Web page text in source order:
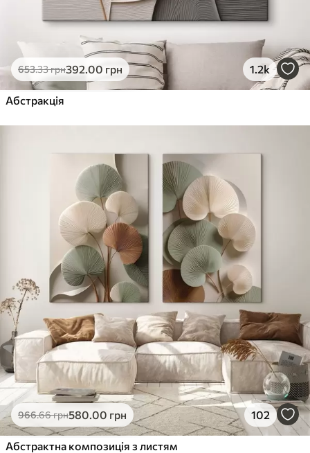
653.33грн392.00 грн 1.2k
Абстракція
966.66грн580.00 грн 102
Абстрактна композиція з листям